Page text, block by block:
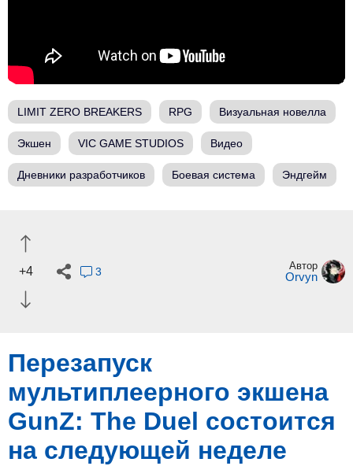
LIMIT ZERO BREAKERS RPG Визуальная новелла
Экшен VIC GAME STUDIOS Видео
Дневники разработчиков Боевая система Эндгейм
+4 3 Автор
Orvyn
Перезапуск
мультиплеерного экшена
GunZ: The Duel состоится
на следующей неделе